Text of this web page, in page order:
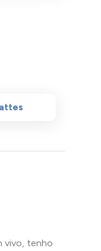
vivo, tenho